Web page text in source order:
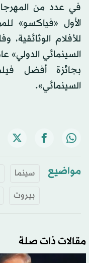
في عدد من
الأول «فياكسو»
للأفلام الوثائقية،
بجائزة أفضل
السينمائي».
مواضيع سينما
بيروت
مقالات ذات صلة